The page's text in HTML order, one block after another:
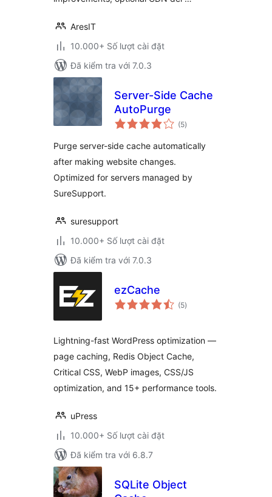
AresIT
10.000+ Số lượt cài đặt
Đã kiểm tra với 7.0.3
Server-Side Cache
AutoPurge
(5tổng
đánh
)
Purge server-side cache automatically
after making website changes.
Optimized for servers managed by
SureSupport.
suresupport
10.000+ Số lượt cài đặt
Đã kiểm tra với 7.0.3
ezCache
(5tổng
đánh
)
Lightning-fast WordPress optimization —
page caching, Redis Object Cache,
Critical CSS, WebP images, CSS/JS
optimization, and 15+ performance tools.
uPress
10.000+ Số lượt cài đặt
Đã kiểm tra với 6.8.7
SQLite Object